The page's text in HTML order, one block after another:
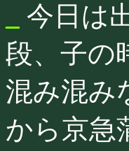
今日は
段、子の
混み混み
から京急